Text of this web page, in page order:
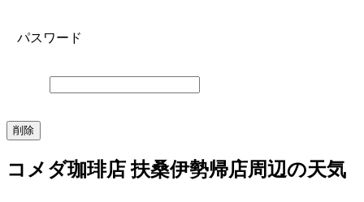
パスワード
コメダ珈琲店 扶桑伊勢帰店周辺の天気